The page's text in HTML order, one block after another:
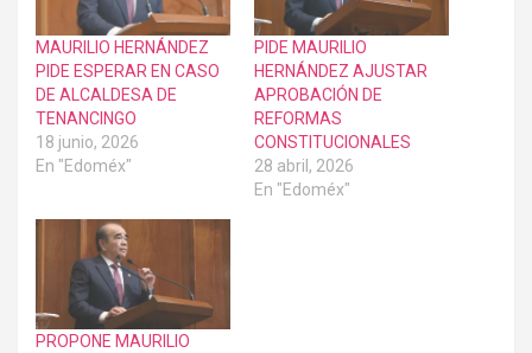
MAURILIO HERNÁNDEZ
PIDE ESPERAR EN CASO
DE ALCALDESA DE
TENANCINGO
18 junio, 2026
En "Edoméx"
PIDE MAURILIO
HERNÁNDEZ AJUSTAR
APROBACIÓN DE
REFORMAS
CONSTITUCIONALES
28 abril, 2026
En "Edoméx"
PROPONE MAURILIO